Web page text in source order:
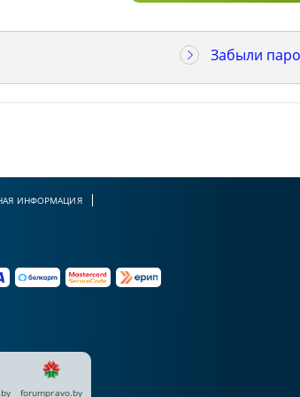
Забыли
ИНФОРМАЦИЯ
forumpravo.by